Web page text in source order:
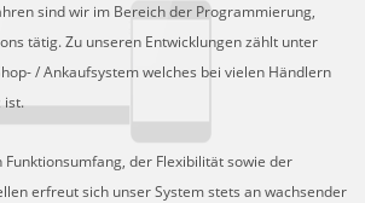
sind wir im Bereich der Programmierung,
tätig. Zu unseren Entwicklungen zählt unter
/ Ankaufsystem welches bei vielen Händlern
ist.
Funktionsumfang, der Flexibilität sowie der
erfreut sich unser System stets an wachsender